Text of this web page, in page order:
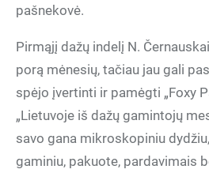
pašnekovė.
Pirmąjį dažų indelį N.
porą mėnesių, tačiau jau gali
spėjo įvertinti ir pamėgti „Foxy
„Lietuvoje iš dažų gamintojų
savo gana mikroskopiniu
gaminiu, pakuote, pardavimais